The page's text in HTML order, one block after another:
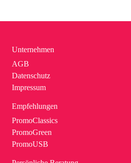
Unternehmen
AGB
Datenschutz
Impressum
Empfehlungen
PromoClassics
PromoGreen
PromoUSB